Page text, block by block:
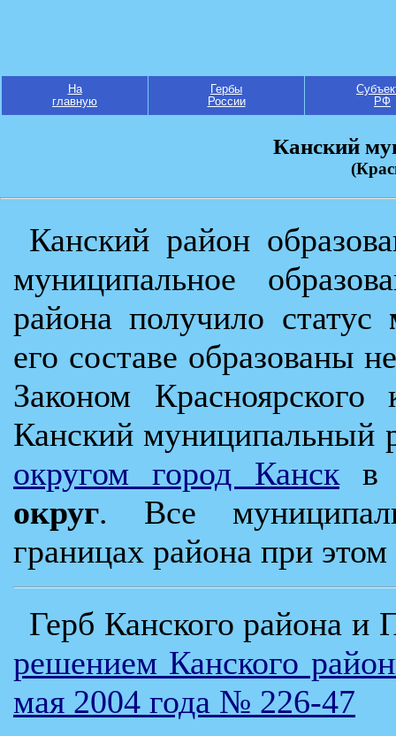
На
главную
Гербы
России
РФ
Канский
Канский район
муниципальное
района получило статус
его составе образованы
Законом
Канский муниципальный
округом город Канск
округ. Все
границах района при
Герб Канского района
решением Канского
мая 2004 года № 226-47